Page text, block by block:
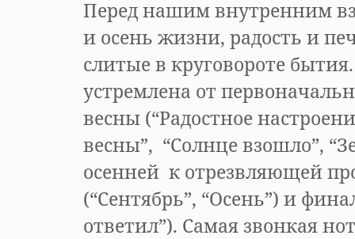
Перед нашим внутренним
и осень жизни, радость и
слитые в круговороте
устремлена от
весны (“Радостное
весны”, “Солнце взошло”,
осенней к отрезвляющей
(“Сентябрь”, “Осень”) и
ответил”). Самая звонкая